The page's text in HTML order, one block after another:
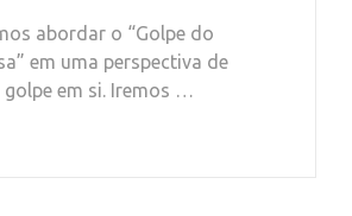
abordar o “Golpe do
em uma perspectiva de
em si. Iremos …